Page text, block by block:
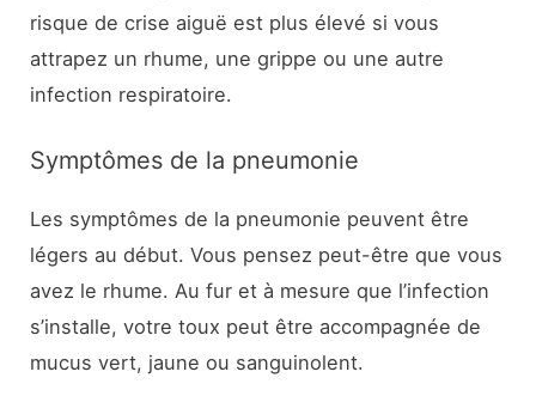
risque de crise aiguë est plus élevé si vous
attrapez un rhume, une grippe ou une autre
infection respiratoire.
Symptômes de la pneumonie
Les symptômes de la pneumonie peuvent être
légers au début. Vous pensez peut-être que vous
avez le rhume. Au fur et à mesure que l’infection
s’installe, votre toux peut être accompagnée de
mucus vert, jaune ou sanguinolent.